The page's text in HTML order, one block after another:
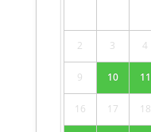
2 3 4
9 10 11
16 17 18